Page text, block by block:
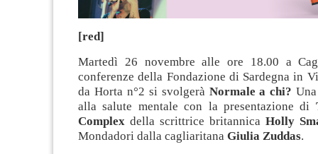
[red]
Martedì 26 novembre alle ore 18.00 a
conferenze della Fondazione di Sardegna in
da Horta n°2 si svolgerà Normale a chi?
alla salute mentale con la presentazione di
Complex della scrittrice britannica Holly
Mondadori dalla cagliaritana Giulia Zuddas.